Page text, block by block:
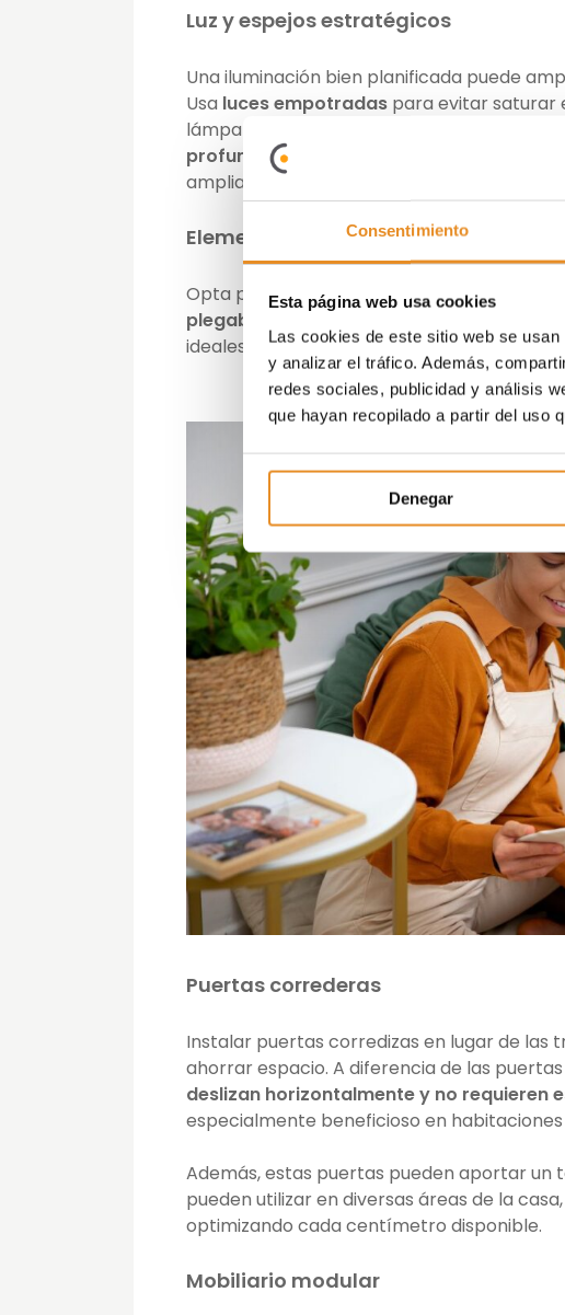
Consentimiento
Esta página web usa cookies
Las cookies de este sitio web se
y analizar el tráfico. Además,
redes sociales, publicidad y análisis
que hayan recopilado a partir del uso
Denegar
Luz y espejos estratégicos
Una iluminación bien planificada puede
Usa luces empotradas para evitar saturar
lámparas de mesa voluminosas.
profundidad
amplias y luminosas.
Elementos plegables y portátiles
Opta por muebles plegables y elementos
plegables, las mesas abatibles y los
ideales. Esta flexibilidad te permite
Puertas correderas
Instalar puertas corredizas en lugar de las
ahorrar espacio. A diferencia de las
deslizan horizontalmente y no requieren
especialmente beneficioso en habitaciones
Además, estas puertas pueden aportar un
pueden utilizar en diversas áreas de la
optimizando cada centímetro disponible.
Mobiliario modular